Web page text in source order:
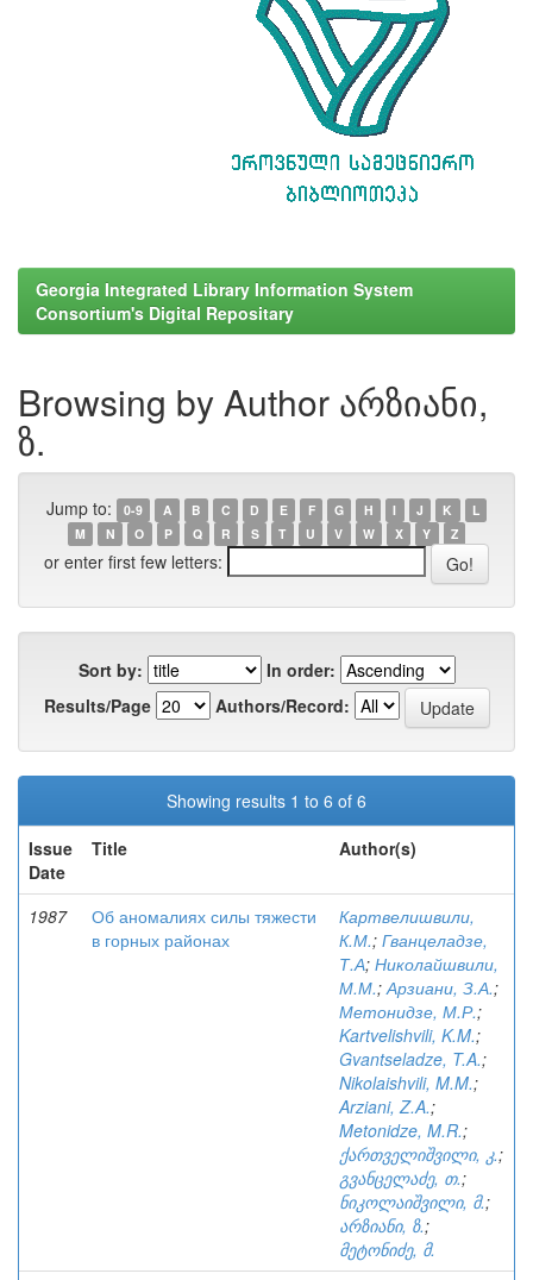
Georgia Integrated Library Information System
Consortium's Digital Repositary
Browsing by Author არზიანი,
ზ.
Jump to: 0-9 A B C D E F G H I J K
L
M
N O P Q R S T U V W X Y Z
or enter first few letters:
Sort by:
In order:
Results/Page
Authors/Record:
Showing results 1 to 6 of 6
Issue
Date
Title Author(s)
1987
Об аномалиях силы тяжести
в горных районах
Картвелишвили,
К.М.; Гванцеладзе,
Т.А; Николайшвили,
М.М.;Арзиани, З.А.;
Метонидзе, М.Р.;
Kartvelishvili, K.M.;
Gvantseladze, T.A.;
Nikolaishvili, M.M.;
Arziani, Z.A.;
Metonidze, M.R.;
ქართველიშვილი, კ.;
გვანცელაძე, თ.;
ნიკოლაიშვილი, მ.;
არზიანი, ზ.;
მეტონიძე, მ.